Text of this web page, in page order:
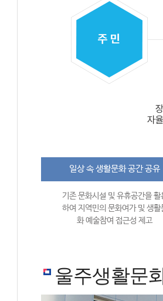
일상 속 생활문화 공간 공유
기존 문화시설 및 유휴공간을 활
하여 지역민의 문화여가 및 생활
화 예술참여 접근성 제고
울주생활문